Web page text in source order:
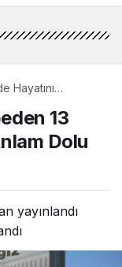
Hayatını
Anlam Dolu
13
Dolu
yayınlandı